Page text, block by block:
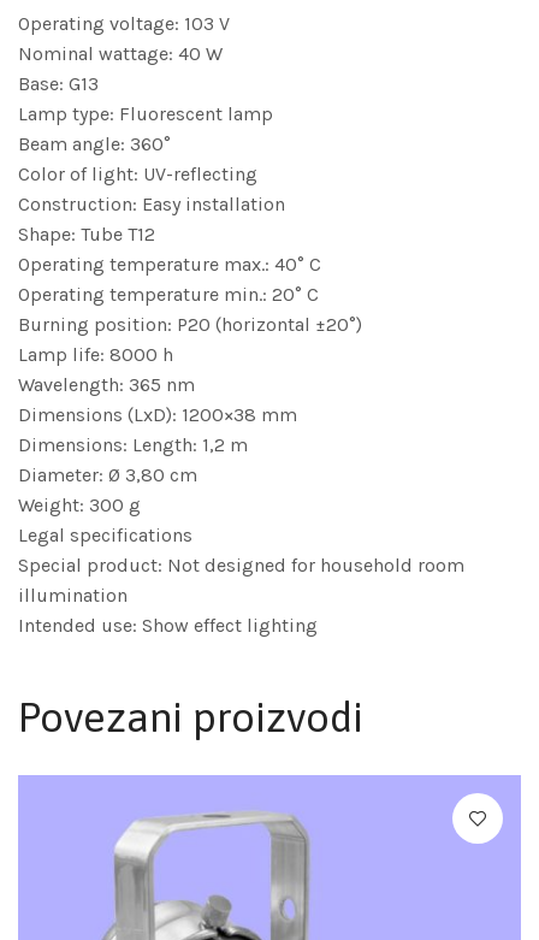
Operating voltage: 103 V
Nominal wattage: 40 W
Base: G13
Lamp type: Fluorescent lamp
Beam angle: 360°
Color of light: UV-reflecting
Construction: Easy installation
Shape: Tube T12
Operating temperature max.: 40° C
Operating temperature min.: 20° C
Burning position: P20 (horizontal ±20°)
Lamp life: 8000 h
Wavelength: 365 nm
Dimensions (LxD): 1200×38 mm
Dimensions: Length: 1,2 m
Diameter: Ø 3,80 cm
Weight: 300 g
Legal specifications
Special product: Not designed for household room
illumination
Intended use: Show effect lighting
Povezani proizvodi